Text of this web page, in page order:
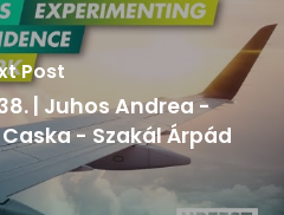
Post
| Juhos Andrea -
- Szakál Árpád